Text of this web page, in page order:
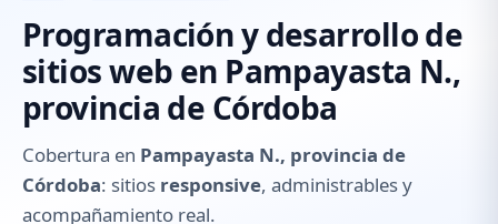
Programación y desarrollo de
sitios web en Pampayasta N.,
provincia de Córdoba
Cobertura en Pampayasta N., provincia de
Córdoba: sitios responsive, administrables y
acompañamiento real.